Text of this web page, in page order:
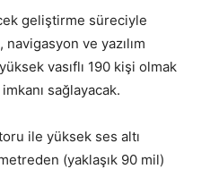
geliştirme süreciyle
navigasyon ve yazılım
vasıflı 190 kişi olmak
sağlayacak.
ile yüksek ses altı
(yaklaşık 90 mil)